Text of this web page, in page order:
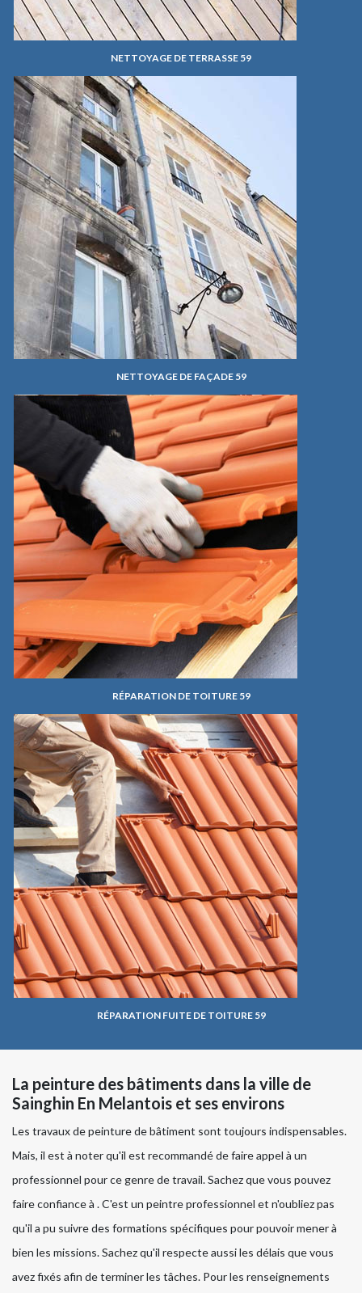
NETTOYAGE DE TERRASSE 59
NETTOYAGE DE FAÇADE 59
RÉPARATION DE TOITURE 59
RÉPARATION FUITE DE TOITURE 59
La peinture des bâtiments dans la ville de
Sainghin En Melantois et ses environs
Les travaux de peinture de bâtiment sont toujours indispensables.
Mais, il est à noter qu'il est recommandé de faire appel à un
professionnel pour ce genre de travail. Sachez que vous pouvez
faire confiance à . C'est un peintre professionnel et n'oubliez pas
qu'il a pu suivre des formations spécifiques pour pouvoir mener à
bien les missions. Sachez qu'il respecte aussi les délais que vous
avez fixés afin de terminer les tâches. Pour les renseignements